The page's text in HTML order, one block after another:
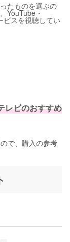
たものを選ぶの
YouTube・
ビスを視聴してい
レビのおすすめ
で、購入の参考